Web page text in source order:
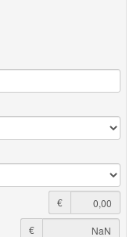
€
€